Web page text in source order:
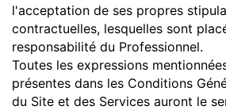
l'acceptation de ses propres
contractuelles, lesquelles sont
responsabilité du Professionnel.
Toutes les expressions
présentes dans les Conditions
du Site et des Services auront le